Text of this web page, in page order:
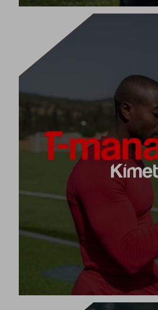
СПОРТНА ЦИФРОВА
T-manager е цифрова
мобилно приложение (Google
тренировъчни и игрови
единадесет
проектирате, планирате и
на вашия отбор всяка игра и
стратегия, ваша